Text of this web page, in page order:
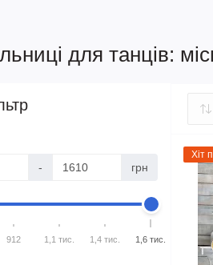
для танців:
- грн
912 1,1 тис. 1,4 тис. 1,6 тис.
Хіт